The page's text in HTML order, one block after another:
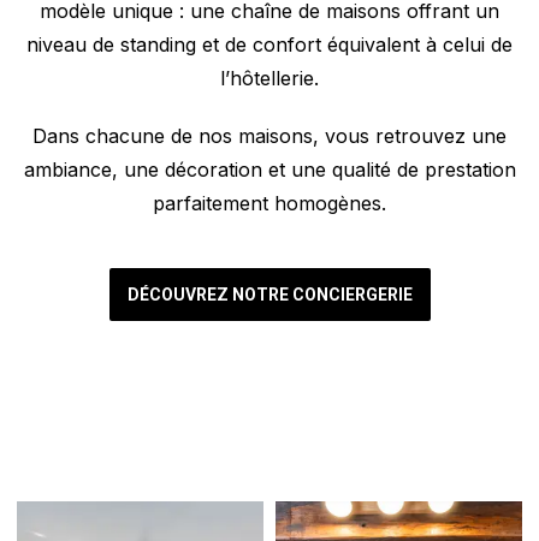
modèle unique : une chaîne de maisons offrant un
niveau de standing et de confort équivalent à celui de
l’hôtellerie.
Dans chacune de nos maisons, vous retrouvez une
ambiance, une décoration et une qualité de prestation
parfaitement homogènes.
DÉCOUVREZ NOTRE CONCIERGERIE